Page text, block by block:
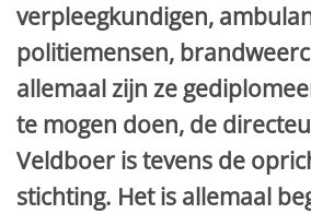
verpleegkundigen,
politiemensen,
allemaal zijn ze
te mogen doen, de
Veldboer is tevens de
stichting. Het is allemaal